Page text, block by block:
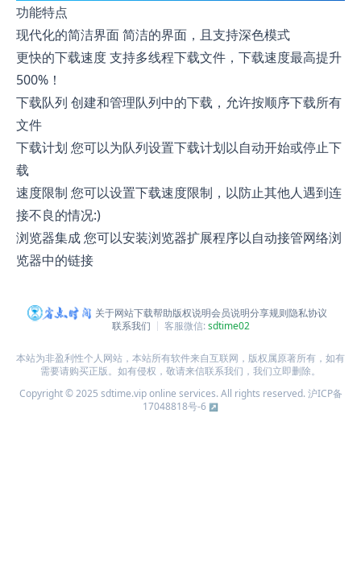
功能特点
现代化的简洁界面 简洁的界面，且支持深色模式
更快的下载速度 支持多线程下载文件，下载速度最高提升
500%！
下载队列 创建和管理队列中的下载，允许按顺序下载所有
文件
下载计划 您可以为队列设置下载计划以自动开始或停止下
载
速度限制 您可以设置下载速度限制，以防止其他人遇到连
接不良的情况:)
浏览器集成 您可以安装浏览器扩展程序以自动接管网络浏
览器中的链接
关于网站下载帮助版权说明会员说明分享规则隐私协议
联系我们
客服微信:sdtime02
本站为非盈利性个人网站，本站所有软件来自互联网，版权属原著所有，如有
需要请购买正版。如有侵权，敬请来信联系我们，我们立即删除。
Copyright © 2025 sdtime.vip online services. All rights reserved.沪ICP备
17048818号-6